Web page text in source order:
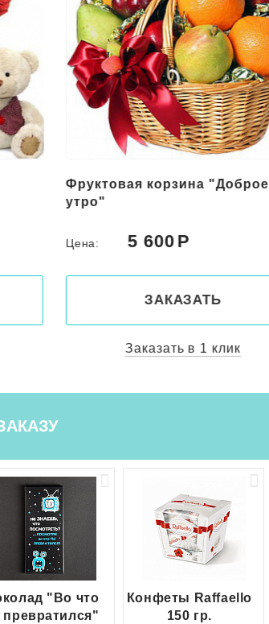
Фруктовая корзина "Доброе
утро"
Цена: 5 600
ЗАКАЗАТЬ
Заказать в 1 клик
"Во что
Конфеты Raffaello
150 гр.